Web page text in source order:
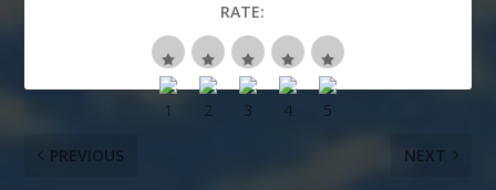
RATE:
PREVIOUS NEXT